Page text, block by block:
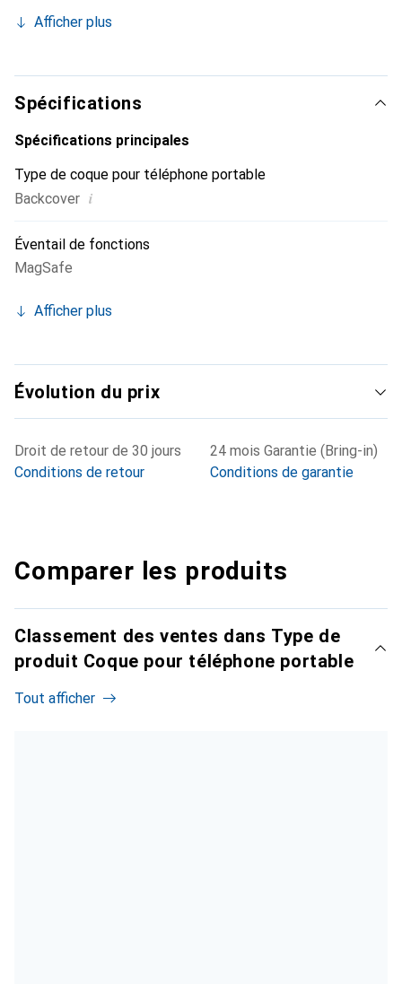
devient l'accessoire chic et indispensable pour votre
internationalement pour ses produits de haute qualité et
constitue un choix fiable pour une clientèle exigeante.
Afficher plus
Spécifications
Spécifications principales
Type de coque pour téléphone portable
Backcover i
Éventail de fonctions
MagSafe
Afficher plus
Évolution du prix
Droit de retour de 30 jours
Conditions de retour
24 mois Garantie (Bring-in)
Conditions de garantie
Comparer les produits
Classement des ventes dans Type de
produit Coque pour téléphone portable
Tout afficher